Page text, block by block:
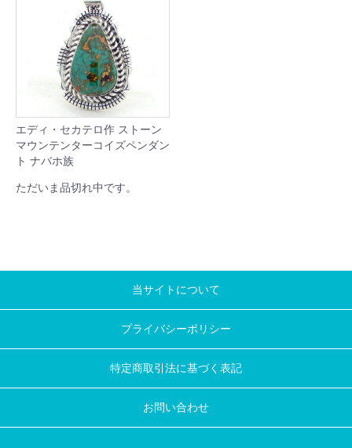
エディ・セカテロ作 ストーン
マウンテンターコイズペンダン
ト ナバホ族
ただいま品切れ中です。
当サイトについて
プライバシーポリシー
特定商取引法に基づく表記
お問い合わせ